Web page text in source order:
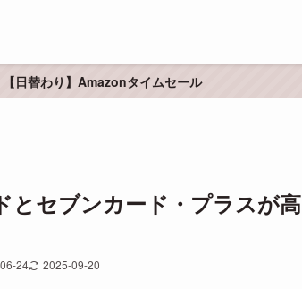
【日替わり】Amazonタイムセール
とセブンカード・プラスが高
24 2025-09-20